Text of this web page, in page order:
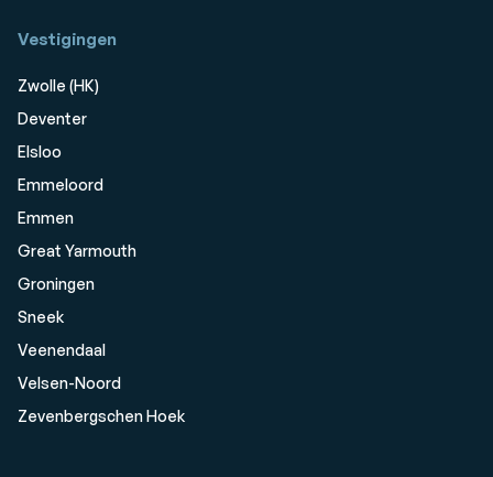
Vestigingen
Zwolle (HK)
Deventer
Elsloo
Emmeloord
Emmen
Great Yarmouth
Groningen
Sneek
Veenendaal
Velsen-Noord
Zevenbergschen Hoek